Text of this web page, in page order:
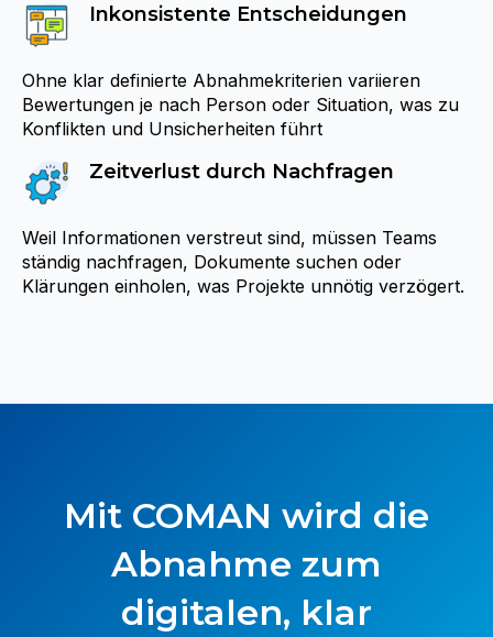
Inkonsistente Entscheidungen
Ohne klar definierte Abnahmekriterien variieren
Bewertungen je nach Person oder Situation, was zu
Konflikten und Unsicherheiten führt
Zeitverlust durch Nachfragen
Weil Informationen verstreut sind, müssen Teams
ständig nachfragen, Dokumente suchen oder
Klärungen einholen, was Projekte unnötig verzögert.
Mit COMAN wird die
Abnahme zum
digitalen, klar